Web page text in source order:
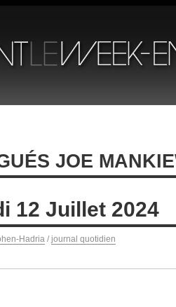
JOE
12 Juillet 2024
Hadria / journal quotidien